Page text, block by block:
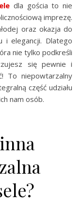
dla gościa to nie
imprezę.
oraz okazja do
i elegancji. Dlatego
nie tylko podkreśli
się pewnie i
To niepowtarzalny
część udziału
nam osób.